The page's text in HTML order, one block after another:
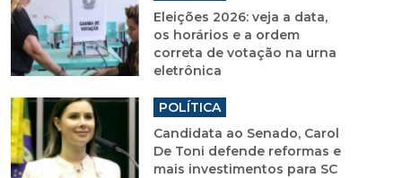
Eleições 2026: veja a data,
os horários e a ordem
correta de votação na urna
eletrônica
POLÍTICA
Candidata ao Senado, Carol
De Toni defende reformas e
mais investimentos para SC